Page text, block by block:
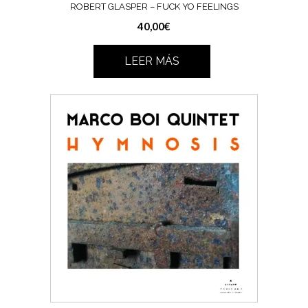
ROBERT GLASPER ‎– FUCK YO FEELINGS
40,00€
LEER MÁS